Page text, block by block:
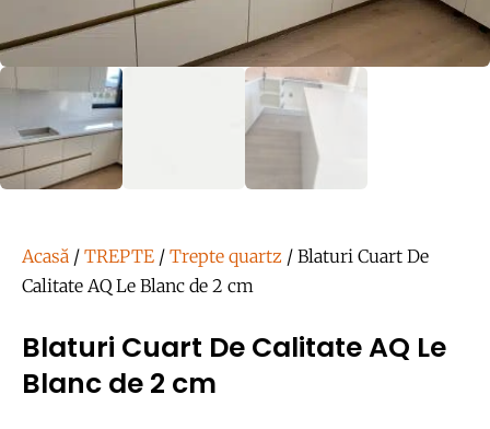
Acasă / TREPTE / Trepte quartz / Blaturi Cuart De
Calitate AQ Le Blanc de 2 cm
Blaturi Cuart De Calitate AQ Le
Blanc de 2 cm